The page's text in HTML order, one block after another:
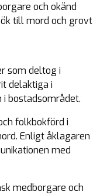
och okänd
till mord och grovt
som deltog i
delaktiga i
bostadsområdet.
folkbokförd i
Enligt åklagaren
med
medborgare och